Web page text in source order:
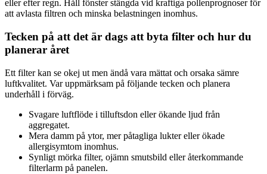
eller efter regn. Håll fönster stängda vid kraftiga pollenprognoser för
att avlasta filtren och minska belastningen inomhus.
Tecken på att det är dags att byta filter och hur du
planerar året
Ett filter kan se okej ut men ändå vara mättat och orsaka sämre
luftkvalitet. Var uppmärksam på följande tecken och planera
underhåll i förväg.
Svagare luftflöde i tilluftsdon eller ökande ljud från
aggregatet.
Mera damm på ytor, mer påtagliga lukter eller ökade
allergisymtom inomhus.
Synligt mörka filter, ojämn smutsbild eller återkommande
filterlarm på panelen.